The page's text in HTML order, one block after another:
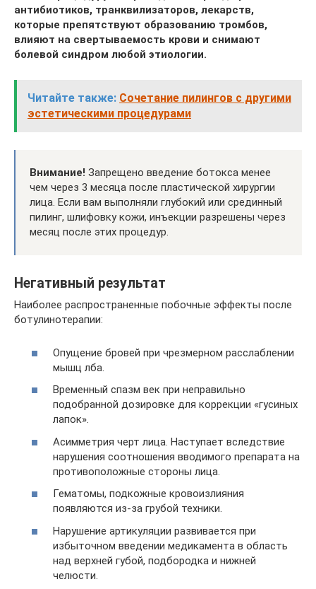
антибиотиков, транквилизаторов, лекарств,
которые препятствуют образованию тромбов,
влияют на свертываемость крови и снимают
болевой синдром любой этиологии.
Читайте также: Сочетание пилингов с другими
эстетическими процедурами
Внимание! Запрещено введение ботокса менее
чем через 3 месяца после пластической хирургии
лица. Если вам выполняли глубокий или срединный
пилинг, шлифовку кожи, инъекции разрешены через
месяц после этих процедур.
Негативный результат
Наиболее распространенные побочные эффекты после
ботулинотерапии:
Опущение бровей при чрезмерном расслаблении
мышц лба.
Временный спазм век при неправильно
подобранной дозировке для коррекции «гусиных
лапок».
Асимметрия черт лица. Наступает вследствие
нарушения соотношения вводимого препарата на
противоположные стороны лица.
Гематомы, подкожные кровоизлияния
появляются из-за грубой техники.
Нарушение артикуляции развивается при
избыточном введении медикамента в область
над верхней губой, подбородка и нижней
челюсти.